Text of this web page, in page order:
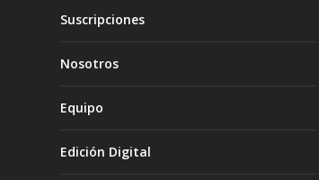
Suscripciones
Nosotros
Equipo
Edición Digital